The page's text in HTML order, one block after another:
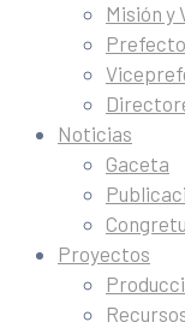
Misión y
Prefecto
Noticias
Gaceta
Proyectos